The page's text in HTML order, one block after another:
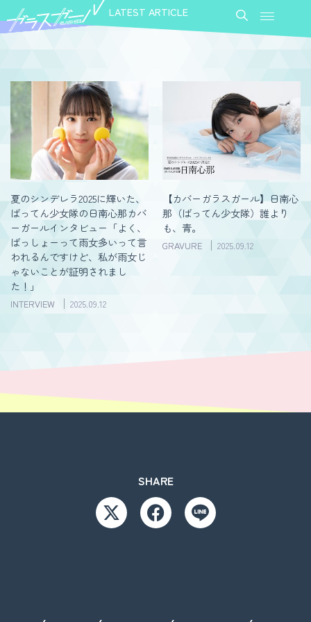
LATEST ARTICLE
夏のシンデレラ2025に輝いた、
ばってん少女隊の日南心那カバ
ーガールインタビュー「よく、
ばっしょーって雨女多いって言
われるんですけど、私が雨女じ
ゃないことが証明されまし
た！」
INTERVIEW 2025.09.12
【カバーガラスガール】日南心
那（ばってん少女隊）誰より
も、青。
GRAVURE 2025.09.12
SHARE